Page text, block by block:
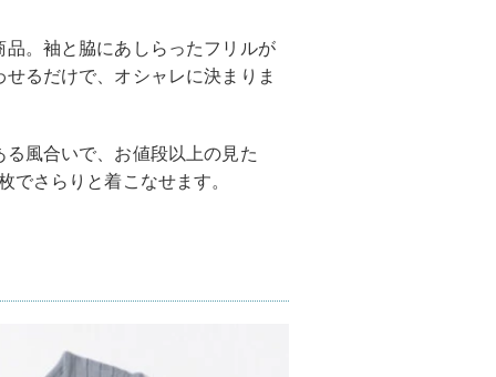
。袖と脇にあしらったフリルが
るだけで、オシャレに決まりま
風合いで、お値段以上の見た
でさらりと着こなせます。